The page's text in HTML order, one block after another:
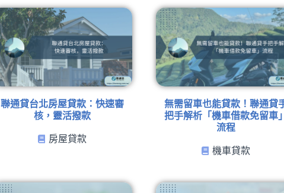
聯通貸台北房屋貸款：快速審
核，靈活撥款
房屋貸款
無需留車也能貸款！聯通貸
把手解析「機車借款免留車
流程
機車貸款